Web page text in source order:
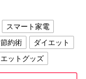
スマート家電
節約術
ダイエット
ットグッズ